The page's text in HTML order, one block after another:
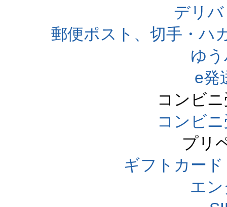
デリ
郵便ポスト、切手・ハ
ゆ
e発
コンビ
コンビ
プリ
ギフトカー
エ